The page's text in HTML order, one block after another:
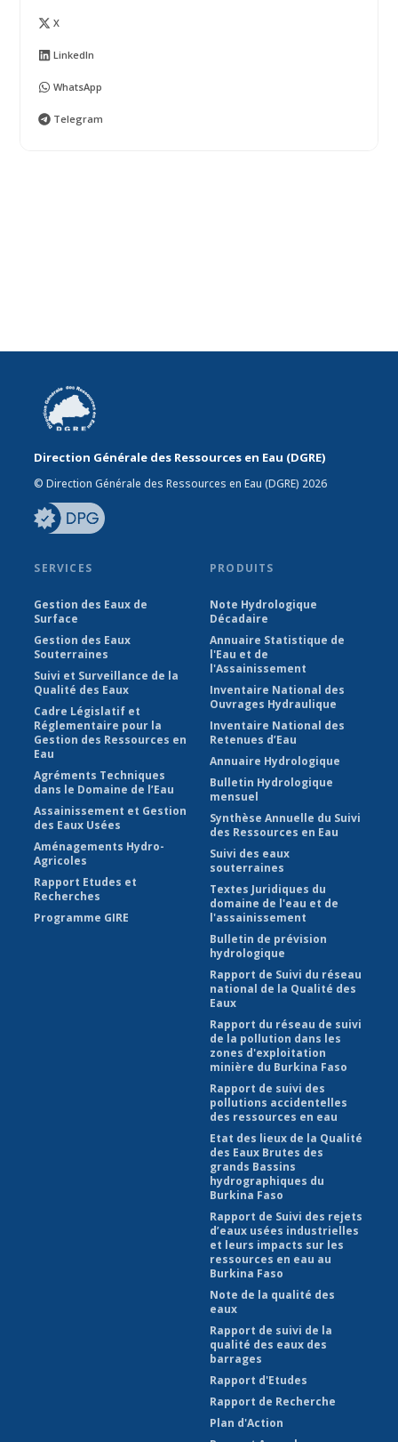
X
LinkedIn
WhatsApp
Telegram
Direction Générale des Ressources en Eau (DGRE)
© Direction Générale des Ressources en Eau (DGRE) 2026
SERVICES
Gestion des Eaux de
Surface
Gestion des Eaux
Souterraines
Suivi et Surveillance de la
Qualité des Eaux
Cadre Législatif et
Réglementaire pour la
Gestion des Ressources en
Eau
Agréments Techniques
dans le Domaine de l’Eau
Assainissement et Gestion
des Eaux Usées
Aménagements Hydro-
Agricoles
Rapport Etudes et
Recherches
Programme GIRE
PRODUITS
Note Hydrologique
Décadaire
Annuaire Statistique de
l'Eau et de
l'Assainissement
Inventaire National des
Ouvrages Hydraulique
Inventaire National des
Retenues d’Eau
Annuaire Hydrologique
Bulletin Hydrologique
mensuel
Synthèse Annuelle du Suivi
des Ressources en Eau
Suivi des eaux
souterraines
Textes Juridiques du
domaine de l'eau et de
l'assainissement
Bulletin de prévision
hydrologique
Rapport de Suivi du réseau
national de la Qualité des
Eaux
Rapport du réseau de suivi
de la pollution dans les
zones d'exploitation
minière du Burkina Faso
Rapport de suivi des
pollutions accidentelles
des ressources en eau
Etat des lieux de la Qualité
des Eaux Brutes des
grands Bassins
hydrographiques du
Burkina Faso
Rapport de Suivi des rejets
d’eaux usées industrielles
et leurs impacts sur les
ressources en eau au
Burkina Faso
Note de la qualité des
eaux
Rapport de suivi de la
qualité des eaux des
barrages
Rapport d'Etudes
Rapport de Recherche
Plan d'Action